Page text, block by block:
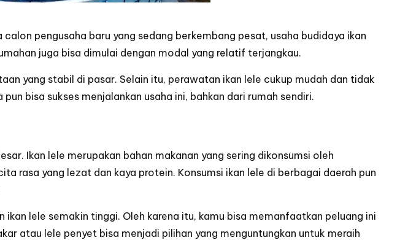
pengusaha baru yang sedang berkembang pesat, usaha budidaya ikan
juga bisa dimulai dengan modal yang relatif terjangkau.
yang stabil di pasar. Selain itu, perawatan ikan lele cukup mudah dan tidak
bisa sukses menjalankan usaha ini, bahkan dari rumah sendiri.
Ikan lele merupakan bahan makanan yang sering dikonsumsi oleh
rasa yang lezat dan kaya protein. Konsumsi ikan lele di berbagai daerah pun
lele semakin tinggi. Oleh karena itu, kamu bisa memanfaatkan peluang ini
atau lele penyet bisa menjadi pilihan yang menguntungkan untuk meraih